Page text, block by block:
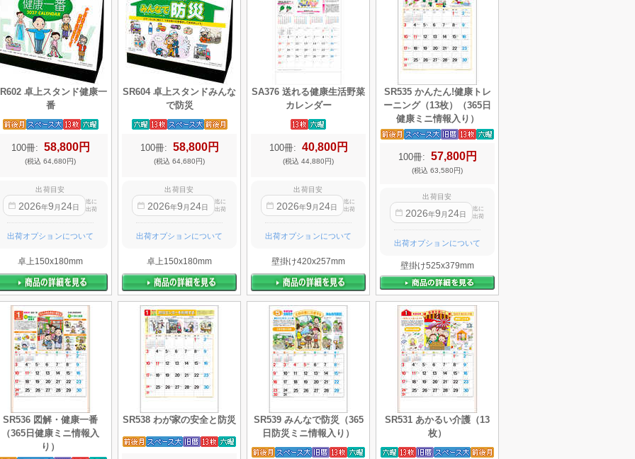
卓上スタンド健康一
番
100冊: 58,800円
(税込 64,680円)
出荷目安
2026年9 月24日
迄に
出荷
出荷オプションについて
卓上150x180mm
SR604 卓上スタンドみんな
で防災
100冊: 58,800円
(税込 64,680円)
出荷目安
2026年9 月24日
迄に
出荷
出荷オプションについて
卓上150x180mm
SA376 送れる健康生活野菜
カレンダー
100冊: 40,800円
(税込 44,880円)
出荷目安
2026年9 月24日
迄に
出荷
出荷オプションについて
壁掛け420x257mm
SR535 かんたん!健康トレ
ーニング（13枚）（365日
健康ミニ情報入り）
100冊: 57,800円
(税込 63,580円)
出荷目安
2026年9 月 24日
迄に
出荷
出荷オプションについて
壁掛け525x379mm
SR536 図解・健康一番
（365日健康ミニ情報入
り）
SR538 わが家の安全と防災
SR539 みんなで防災（365
日防災ミニ情報入り）
SR531 あかるい介護（13
枚）